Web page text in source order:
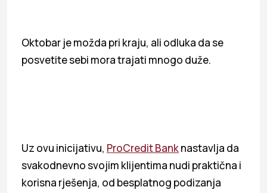
Oktobar je možda pri kraju, ali odluka da se
posvetite sebi mora trajati mnogo duže.
Uz ovu inicijativu, ProCredit Banknastavlja da
svakodnevno svojim klijentima nudi praktična i
korisna rješenja, od besplatnog podizanja